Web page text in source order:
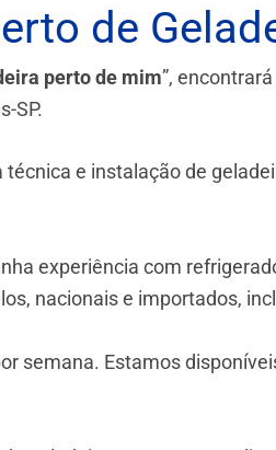
de
perto de mim”,
SP.
e instalação de
experiência com
nacionais e importados,
semana. Estamos